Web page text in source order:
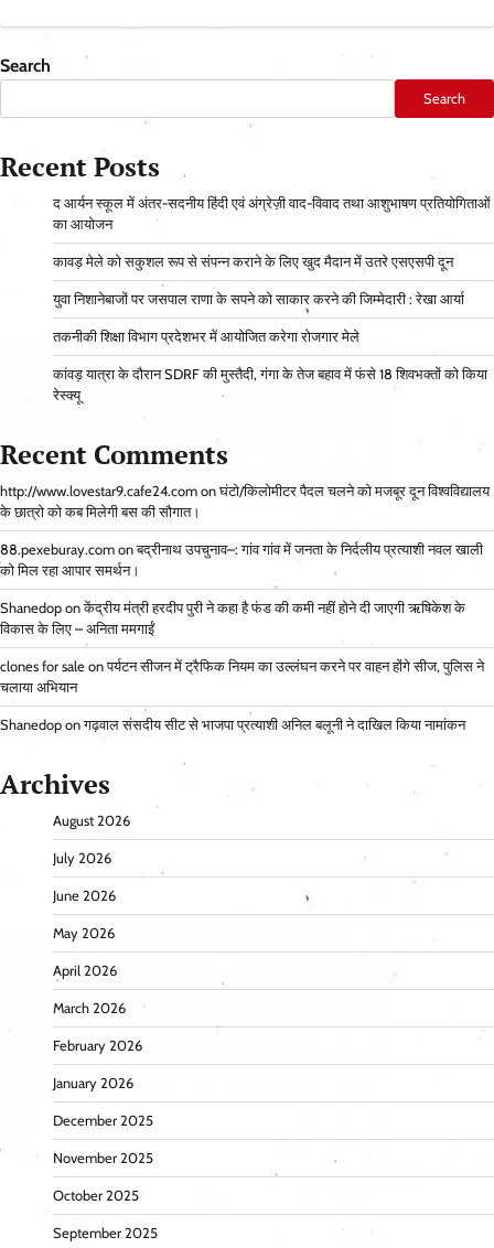
Search
Search
Recent Posts
द आर्यन स्कूल में अंतर-सदनीय हिंदी एवं अंग्रेज़ी वाद-विवाद तथा आशुभाषण प्रतियोगिताओं
का आयोजन
कावड़ मेले को सकुशल रूप से संपन्न कराने के लिए खुद मैदान में उतरे एसएसपी दून
युवा निशानेबाजों पर जसपाल राणा के सपने को साकार करने की जिम्मेदारी : रेखा आर्या
तकनीकी शिक्षा विभाग प्रदेशभर में आयोजित करेगा रोजगार मेले
कांवड़ यात्रा के दौरान SDRF की मुस्तैदी, गंगा के तेज बहाव में फंसे 18 शिवभक्तों को किया
रेस्क्यू
Recent Comments
http://www.lovestar9.cafe24.com onघंटो/किलोमीटर पैदल चलने को मजबूर दून विश्वविद्यालय
के छात्रो को कब मिलेगी बस की सौगात।
88.pexeburay.com onबद्रीनाथ उपचुनाव–: गांव गांव में जनता के निर्दलीय प्रत्याशी नवल खाली
को मिल रहा आपार समर्थन।
Shanedop onकेंद्रीय मंत्री हरदीप पुरी ने कहा है फंड की कमी नहीं होने दी जाएगी ऋषिकेश के
विकास के लिए – अनिता ममगाईं
clones for sale onपर्यटन सीजन में ट्रैफिक नियम का उल्लंघन करने पर वाहन होंगे सीज, पुलिस ने
चलाया अभियान
Shanedop onगढ़वाल संसदीय सीट से भाजपा प्रत्याशी अनिल बलूनी ने दाखिल किया नामांकन
Archives
August 2026
July 2026
June 2026
May 2026
April 2026
March 2026
February 2026
January 2026
December 2025
November 2025
October 2025
September 2025